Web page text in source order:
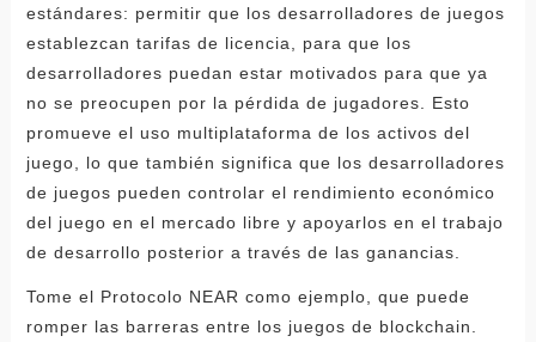
estándares: permitir que los desarrolladores de juegos
establezcan tarifas de licencia, para que los
desarrolladores puedan estar motivados para que ya
no se preocupen por la pérdida de jugadores. Esto
promueve el uso multiplataforma de los activos del
juego, lo que también significa que los desarrolladores
de juegos pueden controlar el rendimiento económico
del juego en el mercado libre y apoyarlos en el trabajo
de desarrollo posterior a través de las ganancias.
Tome el Protocolo NEAR como ejemplo, que puede
romper las barreras entre los juegos de blockchain.